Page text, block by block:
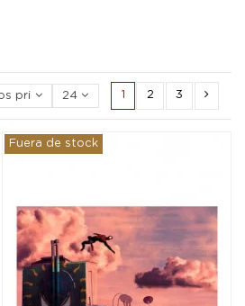
primero 24 1 2 3
Fuera de stock